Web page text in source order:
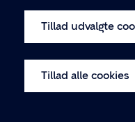
Tillad udvalgte
Tillad alle cookies
Cookiepolitik